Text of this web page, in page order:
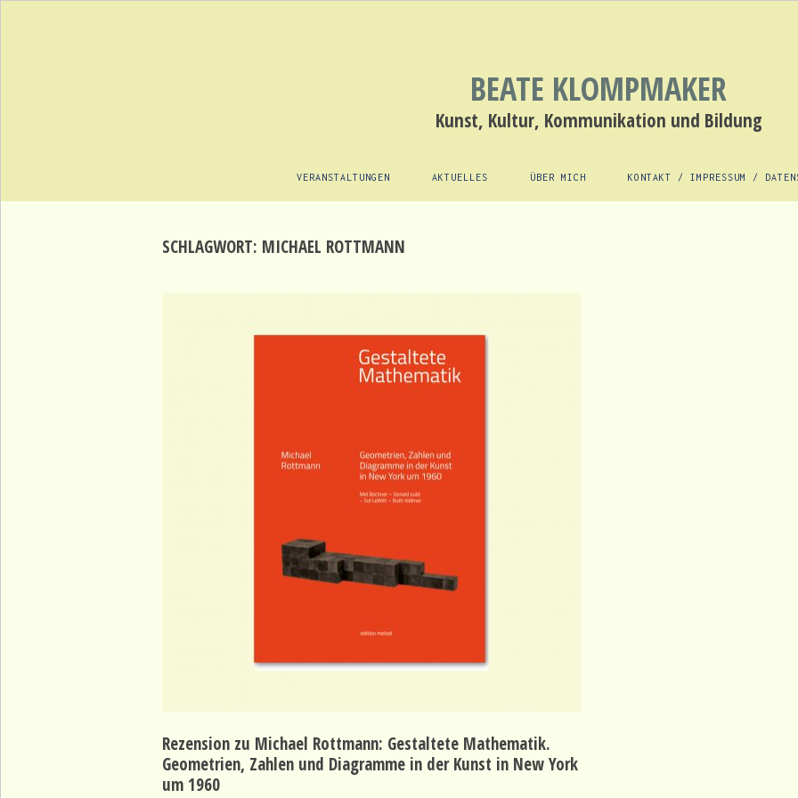
BEATE KLOMPMAKER
Kunst, Kultur, Kommunikation und Bildung
VERANSTALTUNGEN AKTUELLES ÜBER MICH KONTAKT / IMPRESSUM /
SCHLAGWORT: MICHAEL ROTTMANN
Rezension zu Michael Rottmann: Gestaltete Mathematik.
Geometrien, Zahlen und Diagramme in der Kunst in New York
um 1960